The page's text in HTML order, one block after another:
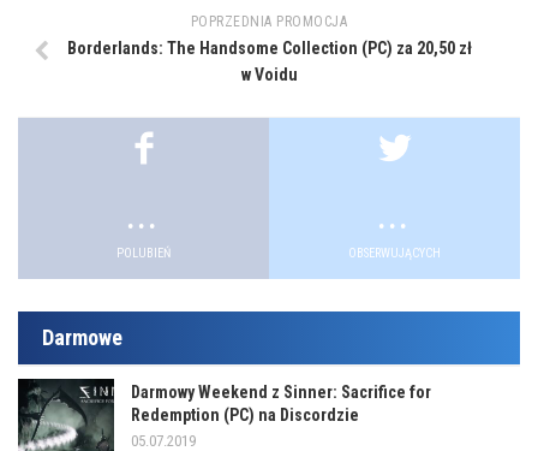
POPRZEDNIA PROMOCJA
Borderlands: The Handsome Collection (PC) za 20,50 zł
w Voidu
...
POLUBIEŃ
...
OBSERWUJĄCYCH
Darmowe
Darmowy Weekend z Sinner: Sacrifice for
Redemption (PC) na Discordzie
05.07.2019